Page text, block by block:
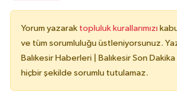
Yorum yazarak topluluk kurallarımızı
ve tüm sorumluluğu üstleniyorsunuz.
Balıkesir Haberleri | Balıkesir Son
hiçbir şekilde sorumlu tutulamaz.